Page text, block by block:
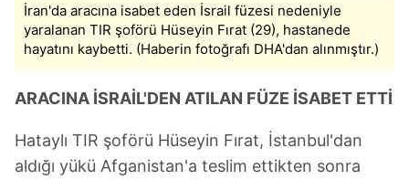
İran'da aracına isabet eden İsrail füzesi nedeniyle
yaralanan TIR şoförü Hüseyin Fırat (29), hastanede
hayatını kaybetti. (Haberin fotoğrafı DHA'dan alınmıştır.)
ARACINA İSRAİL'DEN ATILAN FÜZE İSABET ETTİ
Hataylı TIR şoförü Hüseyin Fırat, İstanbul'dan
aldığı yükü Afganistan'a teslim ettikten sonra